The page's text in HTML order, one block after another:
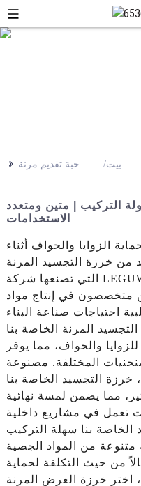
>> بيت حبة تقديم مرنة
التركيب | متين ومتعدد
الاستخدامات
الزوايا والحواف أثناء
من خرزة التجسيد المرنة
التي تصنعها شركة LEGUWE Plastics Industrial Co., Ltd.
متخصصون في إنتاج مواد
احتياجات صناعة البناء
المرنة الخاصة بنا
والحواف، مما يوفر
المختلفة. مصنوعة
خرزة التجسيد الخاصة بنا
مما يضمن لمسة نهائية
تعمل في مشاريع داخلية
الخاصة بنا سهلة التركيب
من المواد الجصية
من حيث التكلفة لحماية
اختر خرزة العرض المرنة